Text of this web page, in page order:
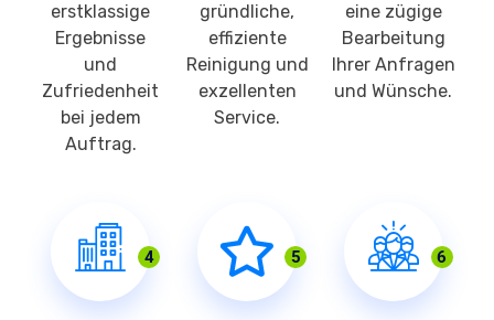
erstklassige
Ergebnisse
und
Zufriedenheit
bei jedem
Auftrag.
gründliche,
effiziente
Reinigung und
exzellenten
Service.
eine zügige
Bearbeitung
Ihrer Anfragen
und Wünsche.
4 5 6